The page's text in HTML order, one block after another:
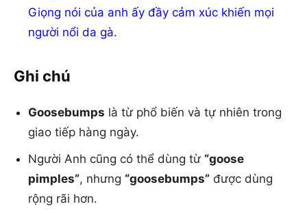
Giọng nói của anh ấy đầy cảm xúc khiến mọi
người nổi da gà.
Ghi chú
Goosebumps là từ phổ biến và tự nhiên trong
giao tiếp hàng ngày.
Người Anh cũng có thể dùng từ “goose
pimples”, nhưng “goosebumps” được dùng
rộng rãi hơn.